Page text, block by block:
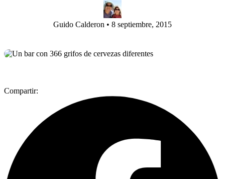
Guido Calderon • 8 septiembre, 2015
Compartir: